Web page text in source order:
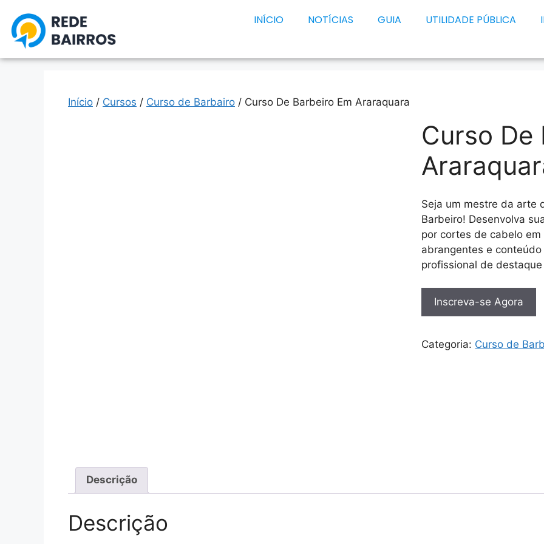
INÍCIO NOTÍCIAS GUIA UTILIDADE PÚBLICA
Início / Cursos / Curso de Barbairo / Curso De Barbeiro Em Araraquara
Curso De
Seja um mestre da arte
Barbeiro! Desenvolva
por cortes de cabelo
abrangentes e
profissional de
Inscreva-se Agora
Categoria: Curso de
Descrição
Descrição